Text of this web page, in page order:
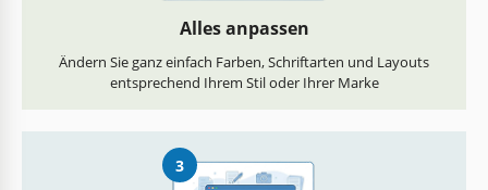
Alles anpassen
Ändern Sie ganz einfach Farben, Schriftarten und Layouts
entsprechend Ihrem Stil oder Ihrer Marke
3